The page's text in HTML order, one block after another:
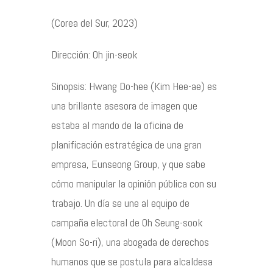
(Corea del Sur, 2023)
Dirección: Oh jin-seok
Sinopsis: Hwang Do-hee (Kim Hee-ae) es
una brillante asesora de imagen que
estaba al mando de la oficina de
planificación estratégica de una gran
empresa, Eunseong Group, y que sabe
cómo manipular la opinión pública con su
trabajo. Un día se une al equipo de
campaña electoral de Oh Seung-sook
(Moon So-ri), una abogada de derechos
humanos que se postula para alcaldesa
©2026 COPYRIGHT FLOTHEMES